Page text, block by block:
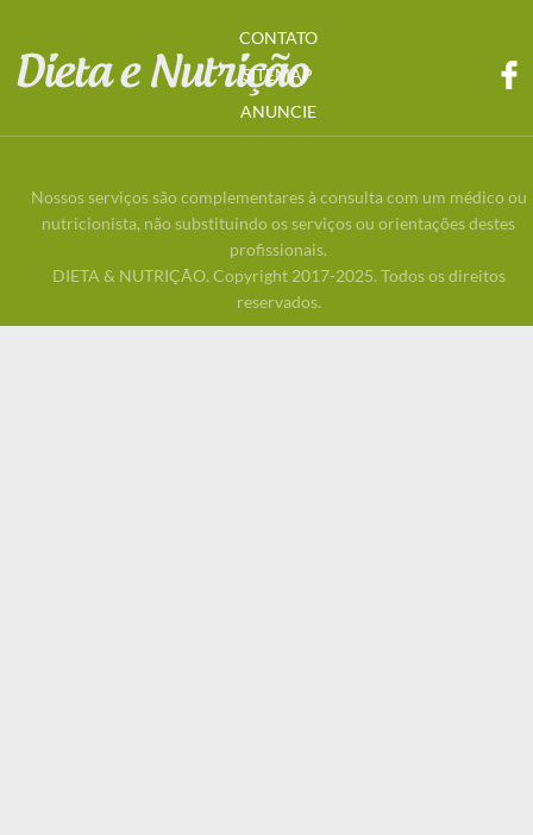
CONTATO
SITEMAP
ANUNCIE
Nossos serviços são complementares à consulta com um médico ou
nutricionista, não substituindo os serviços ou orientações destes
profissionais.
DIETA & NUTRIÇÃO. Copyright 2017-2025. Todos os direitos
reservados.